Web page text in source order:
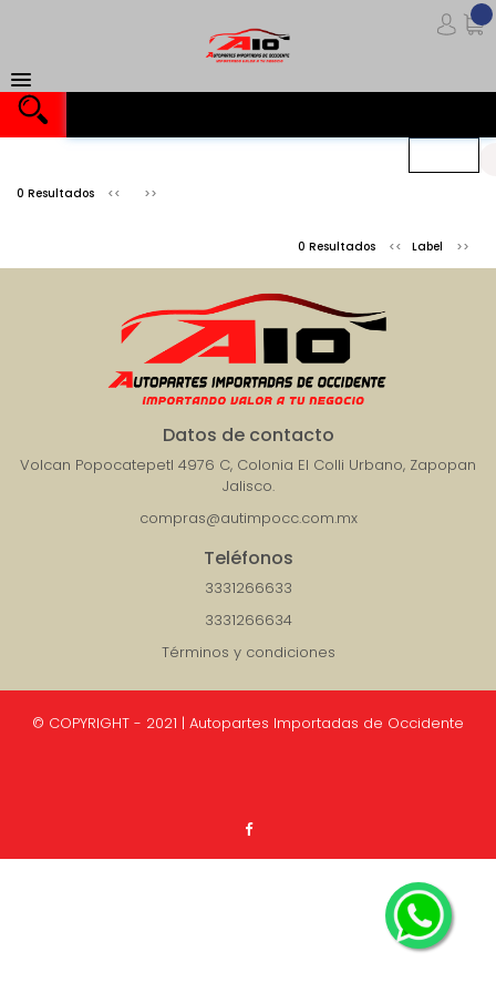
Importando valor a tu negocio
0 Resultados
0 Resultados Label
Datos de contacto
Volcan Popocatepetl 4976 C, Colonia El Colli Urbano, Zapopan
Jalisco.
compras@autimpocc.com.mx
Teléfonos
3331266633
3331266634
Términos y condiciones
© COPYRIGHT - 2021 | Autopartes Importadas de Occidente